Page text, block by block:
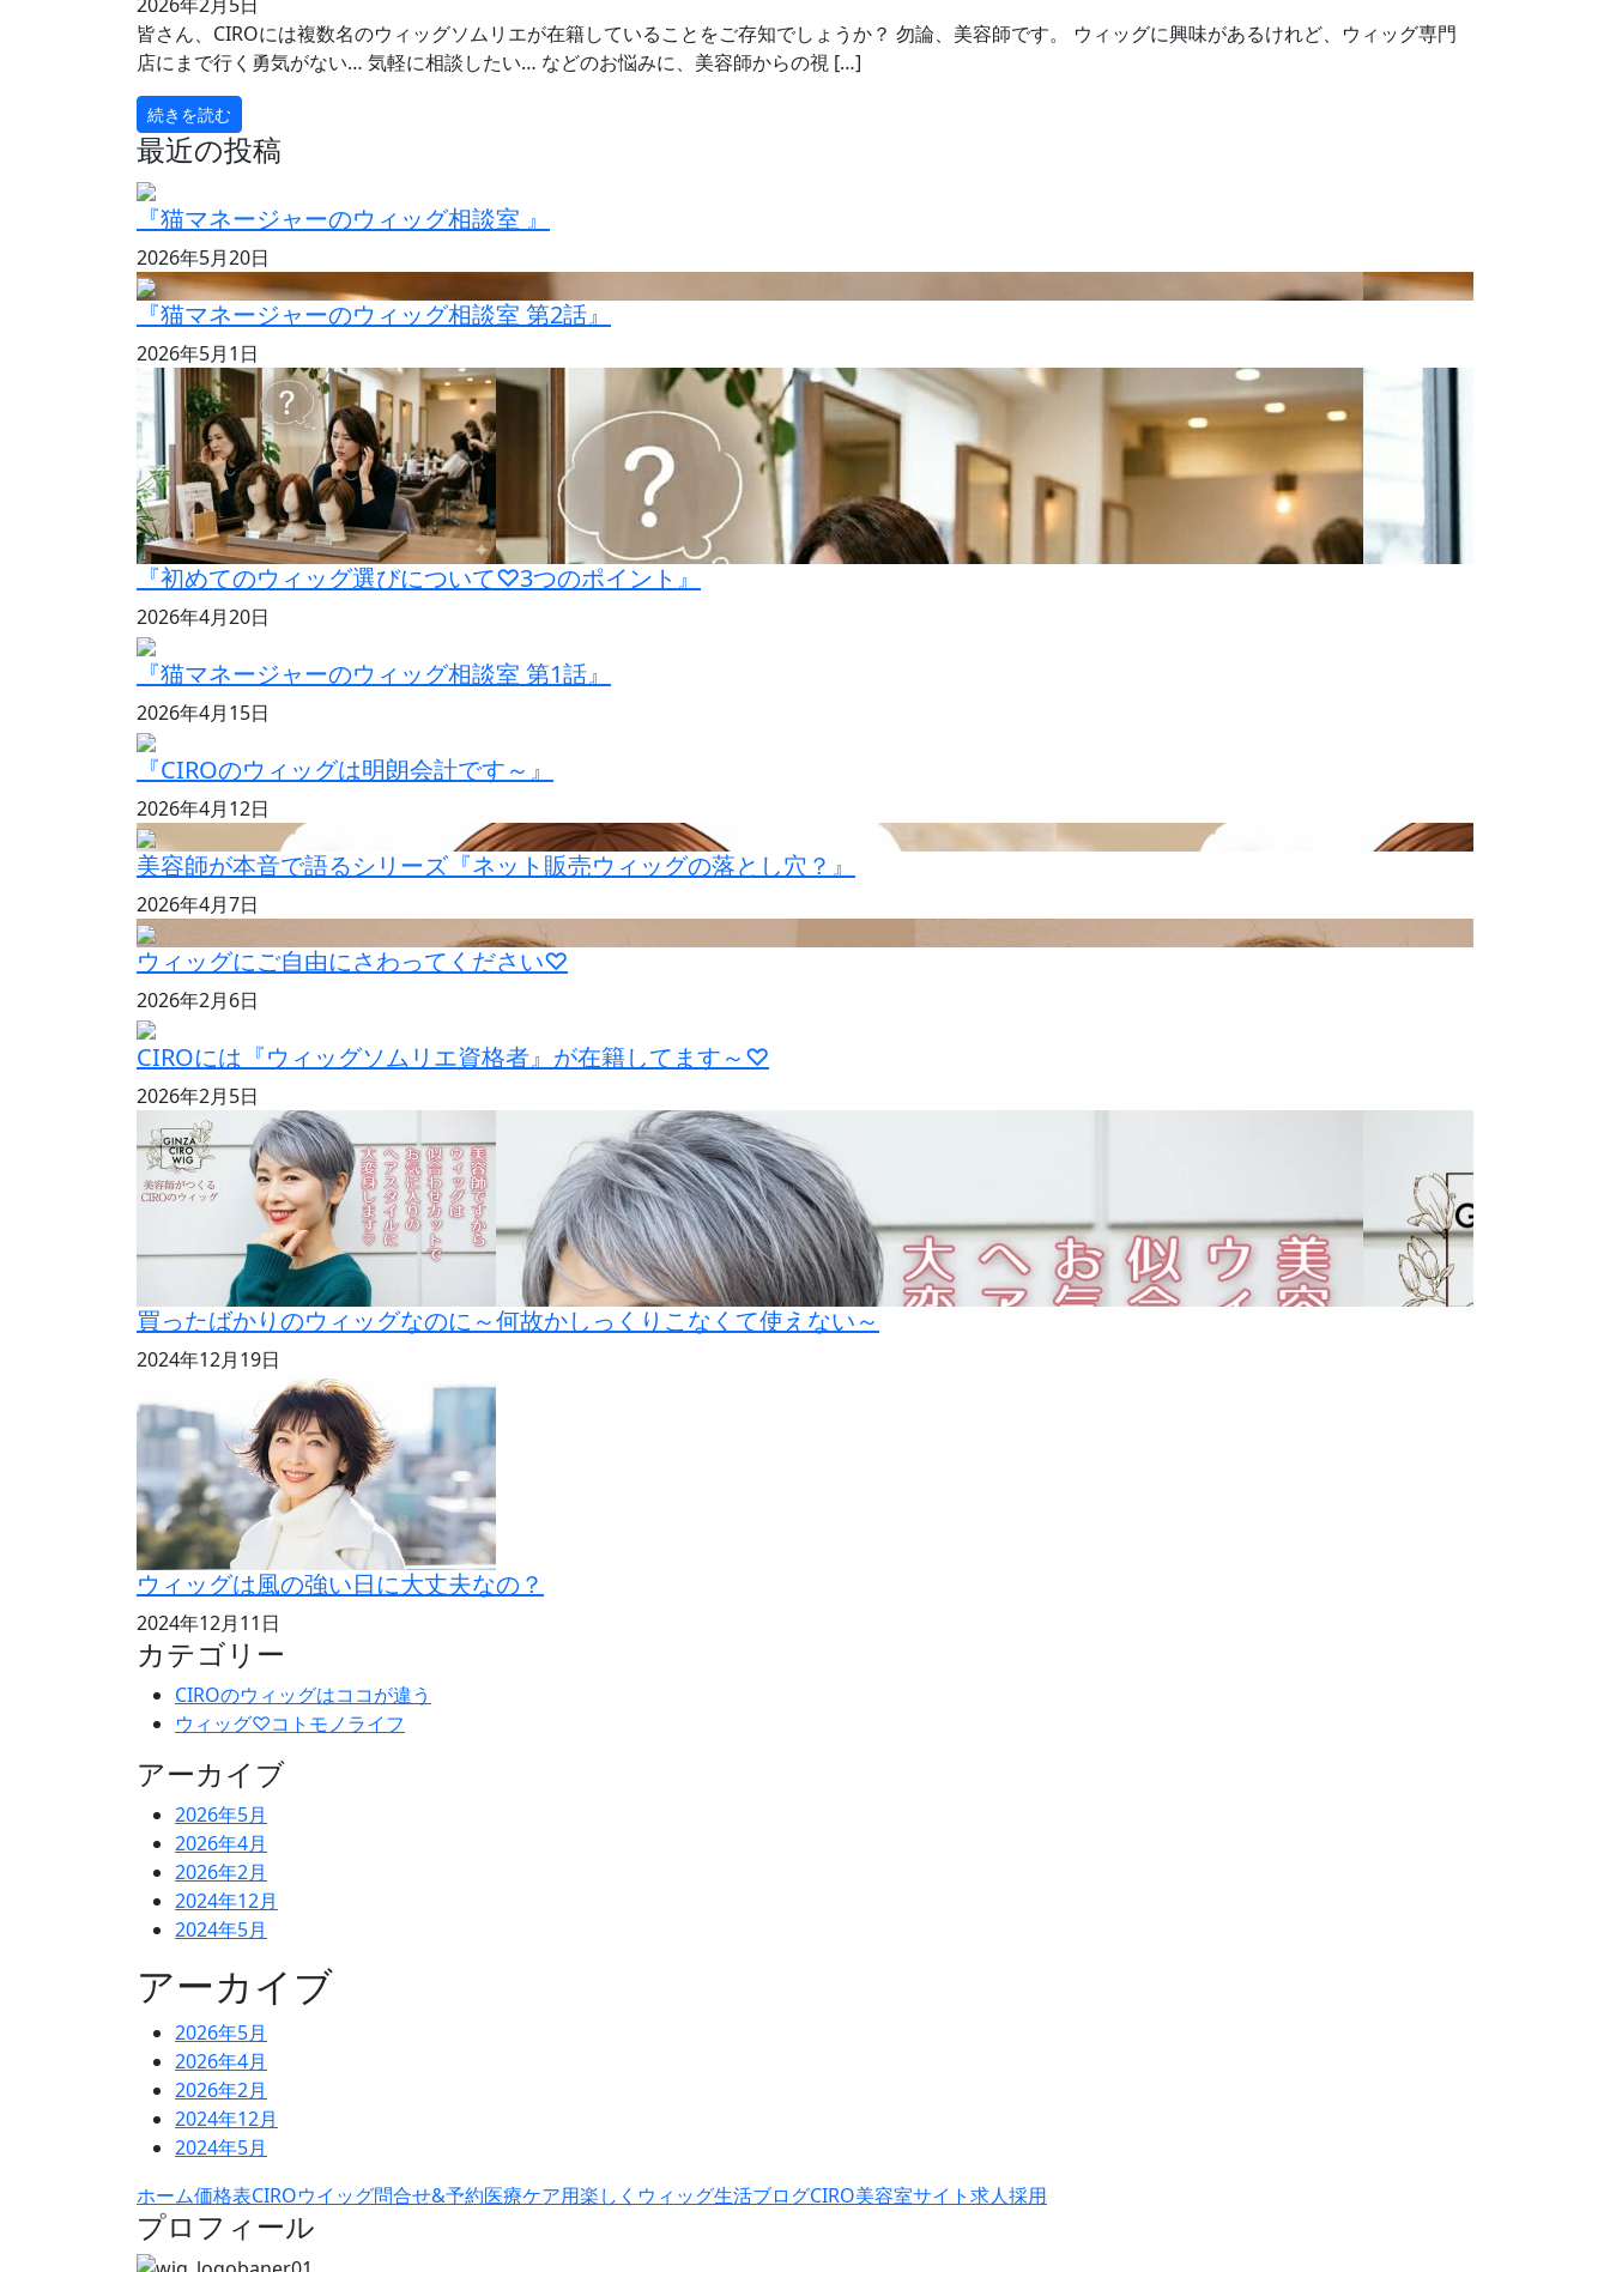
皆さん、CIROには複数名のウィッグソムリエが在籍していることをご存知でしょうか？ 勿論、美容師です。 ウィッグに興味があるけれど、ウィッグ専門
店にまで行く勇気がない… 気軽に相談したい… などのお悩みに、美容師からの視 […]
続きを読む
最近の投稿
『猫マネージャーのウィッグ相談室 』
2026年5月20日
『猫マネージャーのウィッグ相談室 第2話』
2026年5月1日
『初めてのウィッグ選びについて♡3つのポイント』
2026年4月20日
『猫マネージャーのウィッグ相談室 第1話』
2026年4月15日
『CIROのウィッグは明朗会計です～』
2026年4月12日
美容師が本音で語るシリーズ『ネット販売ウィッグの落とし穴？』
2026年4月7日
ウィッグにご自由にさわってください♡
2026年2月6日
CIROには『ウィッグソムリエ資格者』が在籍してます～♡
2026年2月5日
買ったばかりのウィッグなのに～何故かしっくりこなくて使えない～
2024年12月19日
ウィッグは風の強い日に大丈夫なの？
2024年12月11日
カテゴリー
CIROのウィッグはココが違う
ウィッグ♡コトモノライフ
アーカイブ
2026年5月
2026年4月
2026年2月
2024年12月
2024年5月
アーカイブ
2026年5月
2026年4月
2026年2月
2024年12月
2024年5月
ホーム価格表CIROウイッグ問合せ&予約医療ケア用楽しくウィッグ生活ブログCIRO美容室サイト求人採用
プロフィール